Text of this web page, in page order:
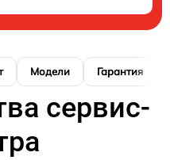
Модели Гарантия
сервис-